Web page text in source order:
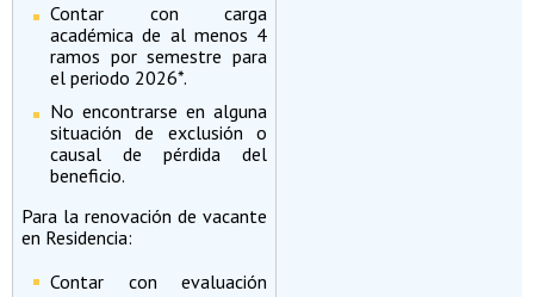
Contar con carga
académica de al menos 4
ramos por semestre para
el periodo 2026*.
No encontrarse en alguna
situación de exclusión o
causal de pérdida del
beneficio.
Para la renovación de vacante
en Residencia:
Contar con evaluación